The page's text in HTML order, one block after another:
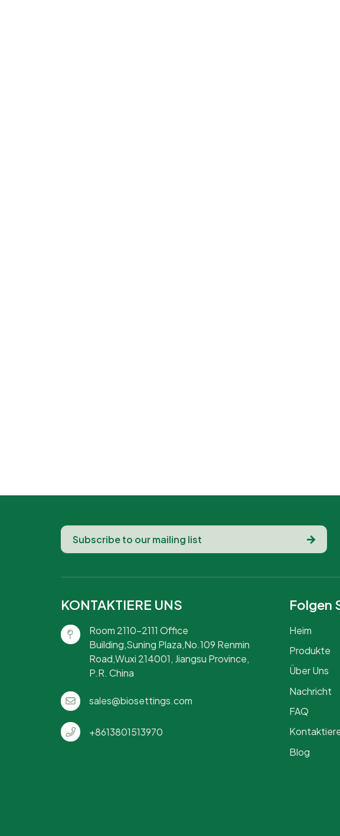
KONTAKTIERE UNS
Room 2110-2111 Office
Building,Suning Plaza,No.109 Renmin
Road,Wuxi 214001, Jiangsu Province,
P.R. China
sales@biosettings.com
+8613801513970
Folgen
Heim
Produkte
Über Uns
Nachricht
FAQ
Blog